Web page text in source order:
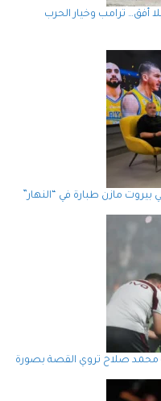
أفق… ترامب وخيار الحرب
مازن طبارة في “النهار”
محمد صلاح تروي القصة بصورة